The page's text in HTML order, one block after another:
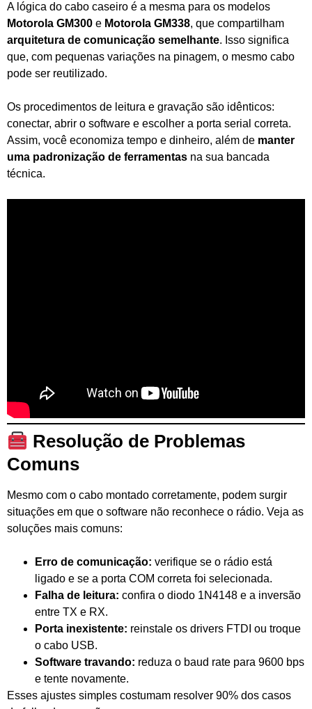
A lógica do cabo caseiro é a mesma para os modelos
Motorola GM300 e Motorola GM338, que compartilham
arquitetura de comunicação semelhante. Isso significa
que, com pequenas variações na pinagem, o mesmo cabo
pode ser reutilizado.
Os procedimentos de leitura e gravação são idênticos:
conectar, abrir o software e escolher a porta serial correta.
Assim, você economiza tempo e dinheiro, além de manter
uma padronização de ferramentas na sua bancada
técnica.
Resolução de Problemas
Comuns
Mesmo com o cabo montado corretamente, podem surgir
situações em que o software não reconhece o rádio. Veja as
soluções mais comuns:
Erro de comunicação: verifique se o rádio está
ligado e se a porta COM correta foi selecionada.
Falha de leitura: confira o diodo 1N4148 e a inversão
entre TX e RX.
Porta inexistente: reinstale os drivers FTDI ou troque
o cabo USB.
Software travando: reduza o baud rate para 9600 bps
e tente novamente.
Esses ajustes simples costumam resolver 90% dos casos